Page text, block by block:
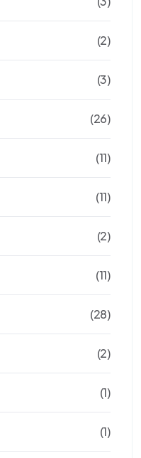
(2)
(3)
(26)
(11)
(11)
(2)
(11)
(28)
(2)
(1)
(1)